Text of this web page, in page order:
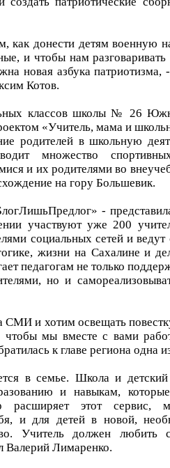
как донести детям военную
и чтобы нам
новая азбука
Котов.
классов школы № 26
«Учитель, мама и
родителей в школьную
множество
и их родителями во
на гору Большевик.
-
участвуют уже 200
социальных сетей и ведут
жизни на Сахалине и
педагогам не только
но и
и хотим освещать
чтобы мы вместе с вами
к главе региона одна
в семье. Школа и
и навыкам,
расширяет этот сервис,
и для детей в новой,
Учитель должен
Валерий Лимаренко.